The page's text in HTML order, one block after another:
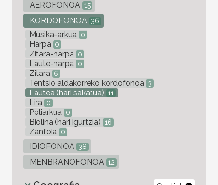
AEROFONOA 15
KORDOFONOA 36
Musika-arkua 0
Harpa 0
Zitara-harpa 0
Laute-harpa 0
Zitara 6
Tentsio aldakorreko kordofonoa 3
Lautea (hari sakatua) 11
Lira 0
Poliarkua 0
Biolina (hari igurtzia) 16
Zanfoia 0
IDIOFONOA 38
MENBRANOFONOA 12